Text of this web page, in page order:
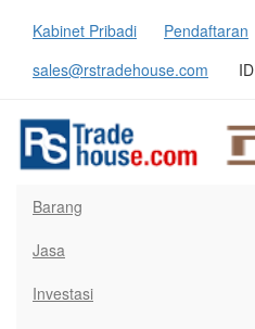
Kabinet Pribadi
Pendaftaran
sales@rstradehouse.com
ID
Barang
Jasa
Investasi